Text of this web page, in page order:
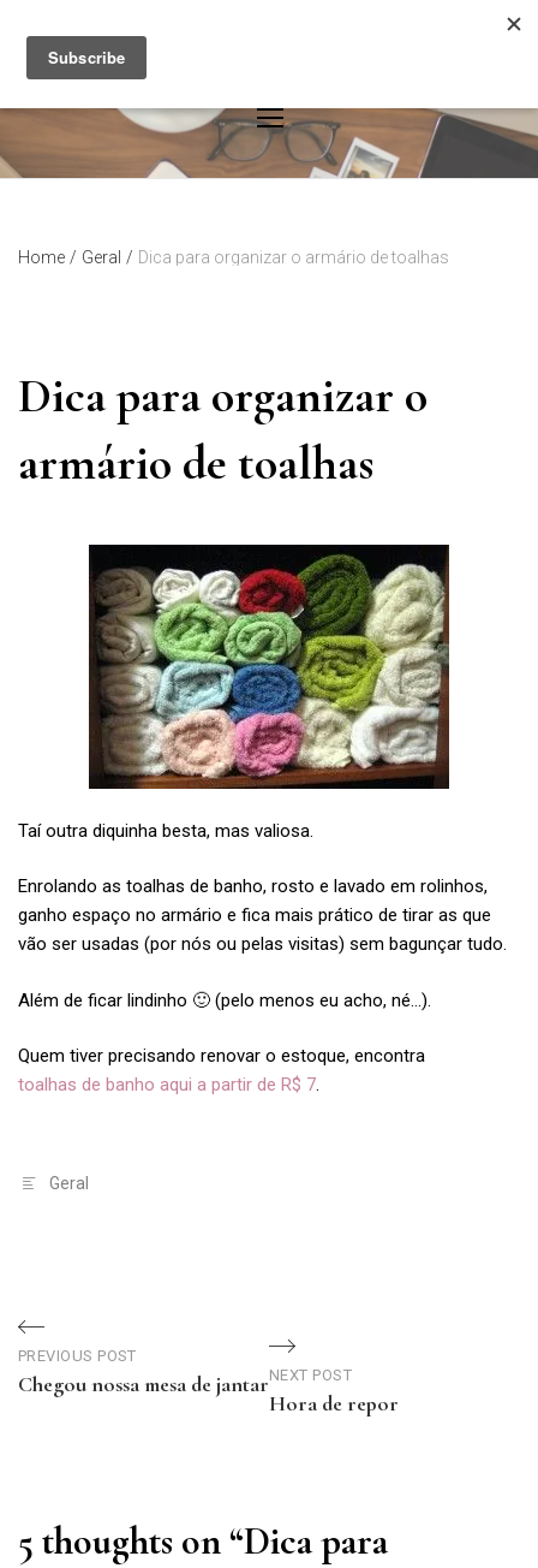
content
Home / Geral / Dica para organizar o armário de toalhas
Dica para organizar o
armário de toalhas
Taí outra diquinha besta, mas valiosa.
Enrolando as toalhas de banho, rosto e lavado em rolinhos,
ganho espaço no armário e fica mais prático de tirar as que
vão ser usadas (por nós ou pelas visitas) sem bagunçar tudo.
Além de ficar lindinho 🙂 (pelo menos eu acho, né…).
Quem tiver precisando renovar o estoque, encontra
toalhas de banho aqui a partir de R$ 7.
Geral
Navegação
de
PREVIOUS POST
Chegou nossa mesa de jantarNEXT POST
Hora de repor
5 thoughts on “Dica para